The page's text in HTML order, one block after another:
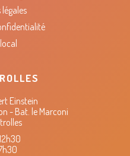
Einstein
- Bat. le Marconi